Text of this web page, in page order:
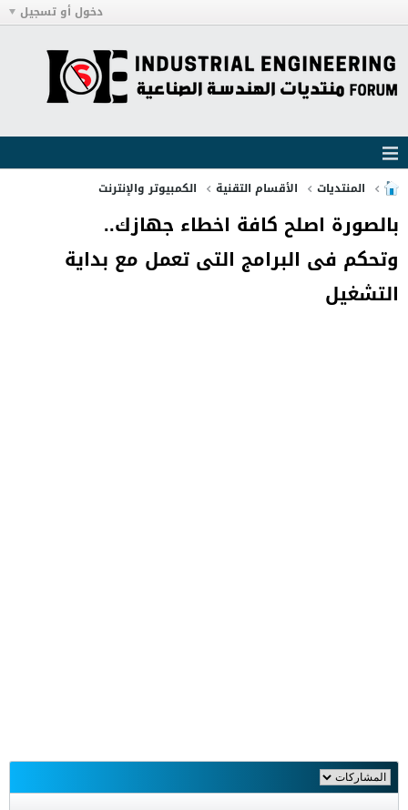
دخول أو تسجيل
المنتديات الأقسام التقنية الكمبيوتر والإنترنت
بالصورة اصلح كافة اخطاء جهازك..
وتحكم فى البرامج التى تعمل مع بداية
التشغيل